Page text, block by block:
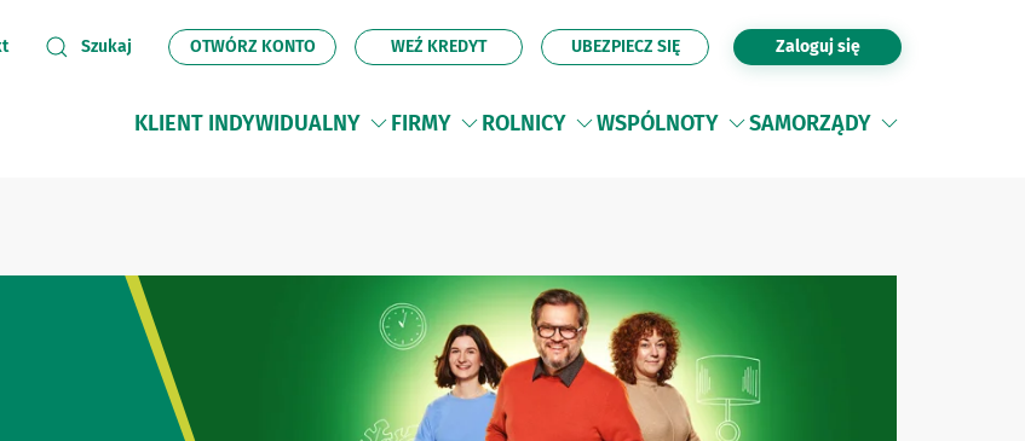
Szukaj OTWÓRZ KONTO WEŹ KREDYT UBEZPIECZ SIĘ Zaloguj się
KLIENT INDYWIDUALNY FIRMY ROLNICY WSPÓLNOTY SAMORZĄDY